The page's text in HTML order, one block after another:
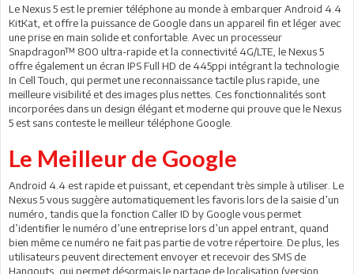
Le Nexus 5 est le premier téléphone au monde à embarquer Android 4.4
KitKat, et offre la puissance de Google dans un appareil fin et léger avec
une prise en main solide et confortable. Avec un processeur
Snapdragon™ 800 ultra-rapide et la connectivité 4G/LTE, le Nexus 5
offre également un écran IPS Full HD de 445ppi intégrant la technologie
In Cell Touch, qui permet une reconnaissance tactile plus rapide, une
meilleure visibilité et des images plus nettes. Ces fonctionnalités sont
incorporées dans un design élégant et moderne qui prouve que le Nexus
5 est sans conteste le meilleur téléphone Google.
Le Meilleur de Google
Android 4.4 est rapide et puissant, et cependant très simple à utiliser. Le
Nexus 5 vous suggère automatiquement les favoris lors de la saisie d’un
numéro, tandis que la fonction Caller ID by Google vous permet
d’identifier le numéro d’une entreprise lors d’un appel entrant, quand
bien même ce numéro ne fait pas partie de votre répertoire. De plus, les
utilisateurs peuvent directement envoyer et recevoir des SMS de
Hangouts, qui permet désormais le partage de localisation (version